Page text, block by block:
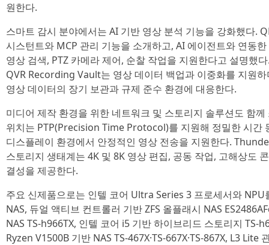
원한다.
스마트 감시 분야에서는 AI 기반 영상 분석 기능을 강화했다.
시스턴트와 MCP 관리 기능을 소개하고, AI 에이전트와 연동
영상 검색, PTZ 카메라 제어, 순찰 작업을 지원한다고 설명했
QVR Recording Vault는 영상 데이터 백업과 이중화를 지원
영상 데이터의 장기 보관과 규제 준수 환경에 대응한다.
미디어 제작 환경을 위한 네트워크 및 스토리지 솔루션도 함
위치는 PTP(Precision Time Protocol)를 지원해 정밀한 시간
디스플레이 환경에서 안정적인 영상 전송을 지원한다.
스토리지 생태계는 4K 및 8K 영상 편집, 공동 작업, 고해상도
결성을 제공한다.
주요 신제품으로는 인텔 코어 Ultra Series 3 프로세서와
NAS, 듀얼 액티브 컨트롤러 기반 ZFS 올플래시 NAS
NAS TS-h966TX, 인텔 코어 i5 기반 하이브리드 스토리지 TS-
Ryzen V1500B 기반 NAS TS-467X·TS-667X·TS-867X, L3